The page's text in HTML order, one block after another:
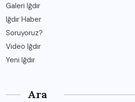
Galeri Iğdır
Iğdır Haber
Soruyoruz?
Video Iğdır
Yeni Iğdır
Ara